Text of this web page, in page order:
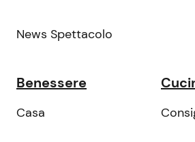
News Spettacolo
Benessere
Casa